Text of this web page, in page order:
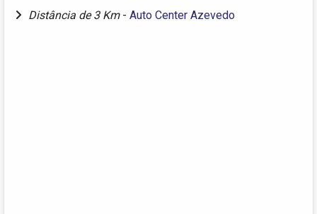
Distância de 3 Km - Auto Center Azevedo